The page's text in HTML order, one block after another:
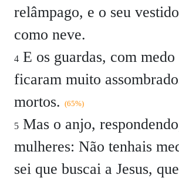
relâmpago, e o seu
como neve.
4 E os guardas, com medo
ficaram muito
mortos. (65%)
5 Mas o anjo,
mulheres: Não tenhais
sei que buscai a Jesus,